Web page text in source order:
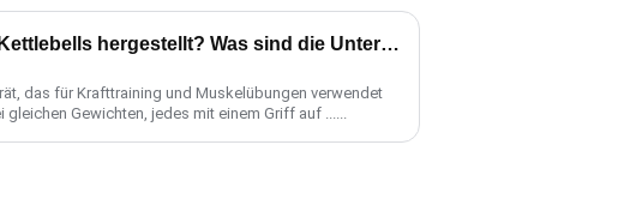
Aus welchen Materialien sind Kettlebells hergestellt? Was sind die Unterschiede zwischen ihnen?
das für Krafttraining und Muskelübungen verwendet
Gewichten, jedes mit einem Griff auf ......